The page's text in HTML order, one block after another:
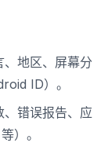
、地区、屏幕分
ID）。
、错误报告、应
）。